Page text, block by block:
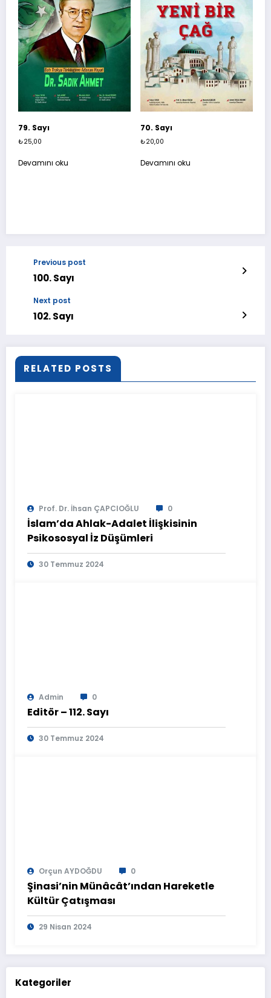
79. Sayı
₺25,00
Devamını oku
70. Sayı
₺20,00
Devamını oku
Previous post
100. Sayı
Next post
102. Sayı
RELATED POSTS
Prof. Dr. İhsan ÇAPCIOĞLU 0
İslam’da Ahlak-Adalet İlişkisinin
Psikososyal İz Düşümleri
30 Temmuz 2024
Admin 0
Editör – 112. Sayı
30 Temmuz 2024
Orçun AYDOĞDU 0
Şinasi’nin Münâcât’ından Hareketle
Kültür Çatışması
29 Nisan 2024
Kategoriler